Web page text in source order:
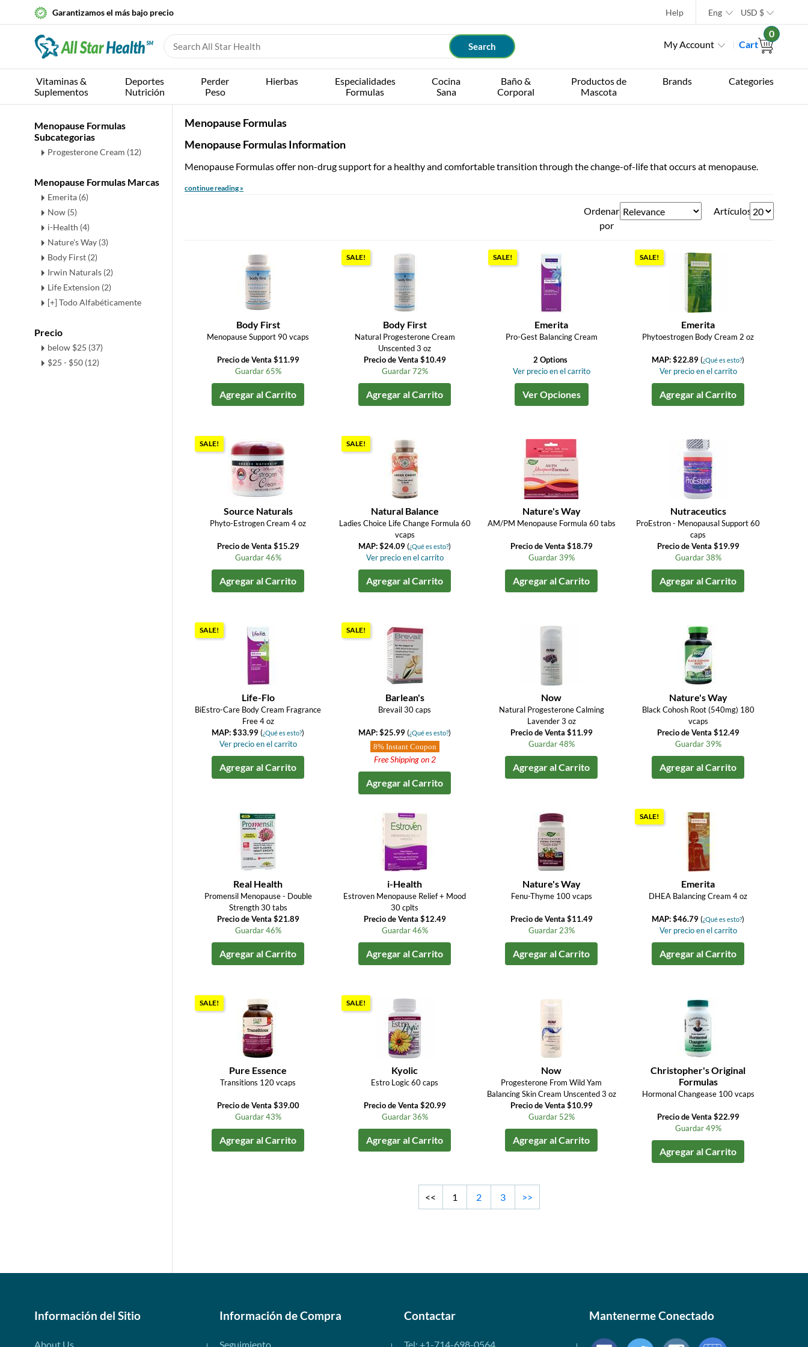
Garantizamos el más bajo precio Help Eng USD $
My Account Cart
0
Vitaminas &
Suplementos
Deportes
Nutrición
Perder
Peso
Hierbas
Especialidades
Formulas
Cocina
Sana
Baño &
Corporal
Productos de
Mascota
Brands Categories
Menopause Formulas
Subcategorias
Progesterone Cream (12)
Menopause Formulas Marcas
Emerita (6)
Now (5)
i-Health (4)
Nature's Way (3)
Body First (2)
Irwin Naturals (2)
Life Extension (2)
[+] Todo Alfabéticamente
Precio
below $25 (37)
$25 - $50 (12)
Menopause Formulas
Menopause Formulas Information
Menopause Formulas offer non-drug support for a healthy and comfortable transition through the change-of-life that occurs at menopause.
continue reading »
Ordenar
por
Artículos
Body First
Menopause Support 90 vcaps
Precio de Venta $11.99
Guardar 65%
Agregar al Carrito
SALE!
Body First
Natural Progesterone Cream
Unscented 3 oz
Precio de Venta $10.49
Guardar 72%
Agregar al Carrito
SALE!
Emerita
Pro-Gest Balancing Cream
2 Options
Ver precio en el carrito
Ver Opciones
SALE!
Emerita
Phytoestrogen Body Cream 2 oz
MAP: $22.89(¿Qué es esto?)
Ver precio en el carrito
Agregar al Carrito
SALE!
Source Naturals
Phyto-Estrogen Cream 4 oz
Precio de Venta $15.29
Guardar 46%
Agregar al Carrito
SALE!
Natural Balance
Ladies Choice Life Change Formula 60
vcaps
MAP: $24.09(¿Qué es esto?)
Ver precio en el carrito
Agregar al Carrito
Nature's Way
AM/PM Menopause Formula 60 tabs
Precio de Venta $18.79
Guardar 39%
Agregar al Carrito
Nutraceutics
ProEstron - Menopausal Support 60
caps
Precio de Venta $19.99
Guardar 38%
Agregar al Carrito
SALE!
Life-Flo
BiEstro-Care Body Cream Fragrance
Free 4 oz
MAP: $33.99(¿Qué es esto?)
Ver precio en el carrito
Agregar al Carrito
SALE!
Barlean's
Brevail 30 caps
MAP: $25.99(¿Qué es esto?)
8% Instant Coupon
Free Shipping on 2
Agregar al Carrito
Now
Natural Progesterone Calming
Lavender 3 oz
Precio de Venta $11.99
Guardar 48%
Agregar al Carrito
Nature's Way
Black Cohosh Root (540mg) 180
vcaps
Precio de Venta $12.49
Guardar 39%
Agregar al Carrito
Real Health
Promensil Menopause - Double
Strength 30 tabs
Precio de Venta $21.89
Guardar 46%
Agregar al Carrito
i-Health
Estroven Menopause Relief + Mood
30 cplts
Precio de Venta $12.49
Guardar 46%
Agregar al Carrito
Nature's Way
Fenu-Thyme 100 vcaps
Precio de Venta $11.49
Guardar 23%
Agregar al Carrito
SALE!
Emerita
DHEA Balancing Cream 4 oz
MAP: $46.79(¿Qué es esto?)
Ver precio en el carrito
Agregar al Carrito
SALE!
Pure Essence
Transitions 120 vcaps
Precio de Venta $39.00
Guardar 43%
Agregar al Carrito
SALE!
Kyolic
Estro Logic 60 caps
Precio de Venta $20.99
Guardar 36%
Agregar al Carrito
Now
Progesterone From Wild Yam
Balancing Skin Cream Unscented 3 oz
Precio de Venta $10.99
Guardar 52%
Agregar al Carrito
Christopher's Original
Formulas
Hormonal Changease 100 vcaps
Precio de Venta $22.99
Guardar 49%
Agregar al Carrito
<< 1 2 3 >>
Información del Sitio
About Us
Información de Compra
Seguimiento
Contactar
Tel: +1-714-698-0564
Mantenerme Conectado